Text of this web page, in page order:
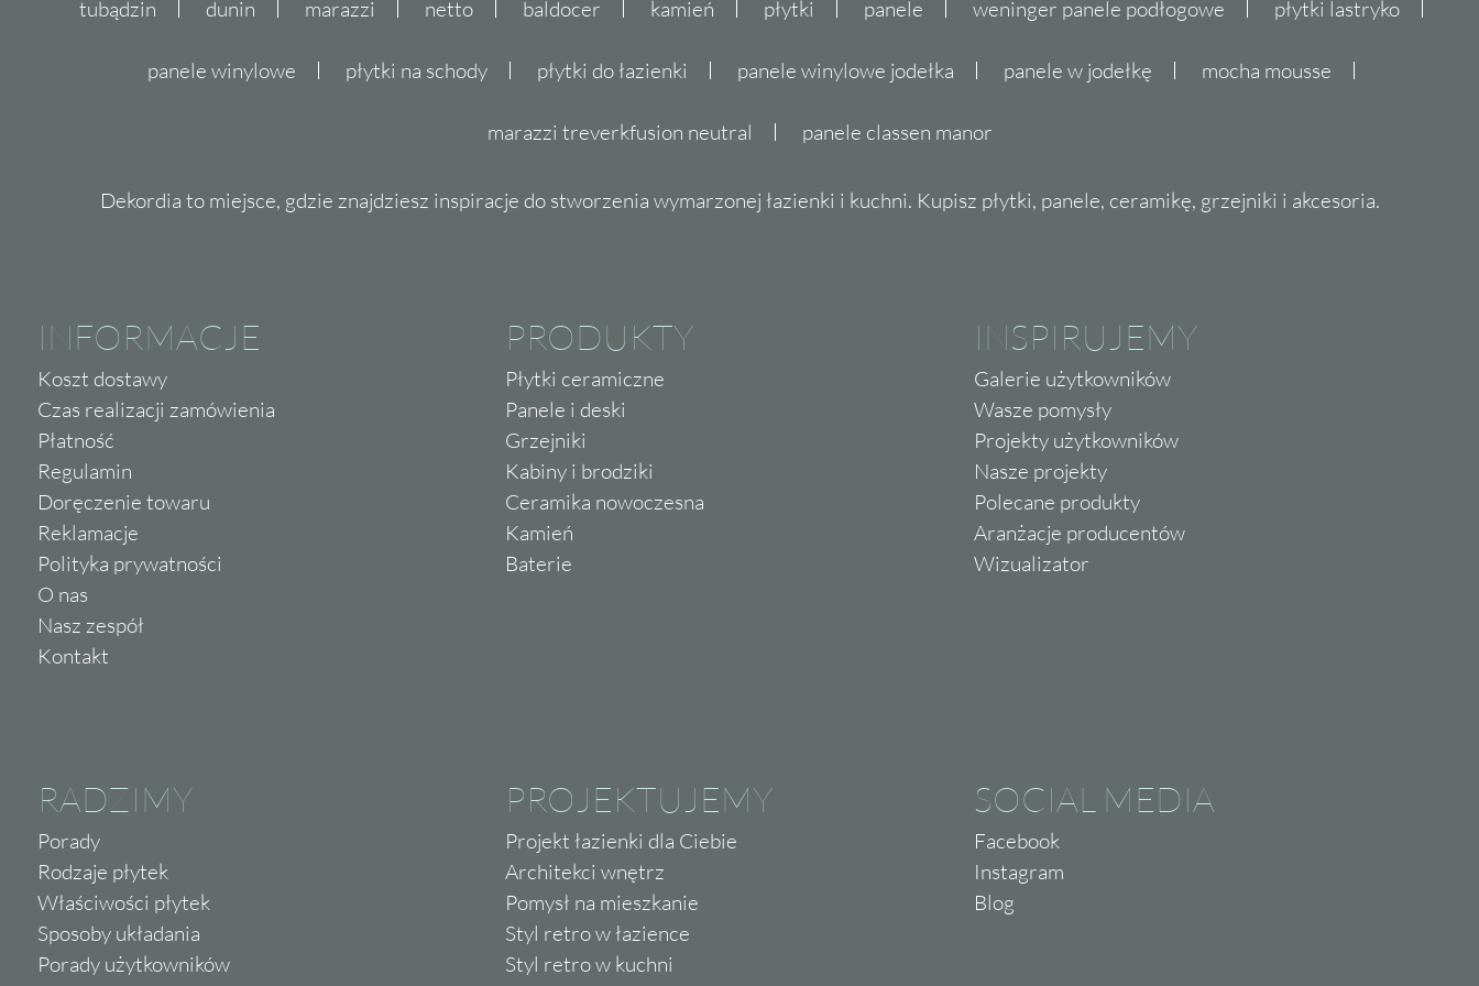
tubądzin dunin marazzi netto baldocer kamień płytki panele weninger panele podłogowe płytki lastryko
panele winylowe płytki na schody płytki do łazienki panele winylowe jodełka panele w jodełkę mocha mousse
marazzi treverkfusion neutral panele classen manor
Dekordia to miejsce, gdzie znajdziesz inspiracje do stworzenia wymarzonej łazienki i kuchni. Kupisz płytki, panele, ceramikę, grzejniki i akcesoria.
INFORMACJE
Koszt dostawy
Czas realizacji zamówienia
Płatność
Regulamin
Doręczenie towaru
Reklamacje
Polityka prywatności
O nas
Nasz zespół
Kontakt
PRODUKTY
Płytki ceramiczne
Panele i deski
Grzejniki
Kabiny i brodziki
Ceramika nowoczesna
Kamień
Baterie
INSPIRUJEMY
Galerie użytkowników
Wasze pomysły
Projekty użytkowników
Nasze projekty
Polecane produkty
Aranżacje producentów
Wizualizator
RADZIMY
Porady
Rodzaje płytek
Właściwości płytek
Sposoby układania
Porady użytkowników
PROJEKTUJEMY
Projekt łazienki dla Ciebie
Architekci wnętrz
Pomysł na mieszkanie
Styl retro w łazience
Styl retro w kuchni
SOCIAL MEDIA
Facebook
Instagram
Blog